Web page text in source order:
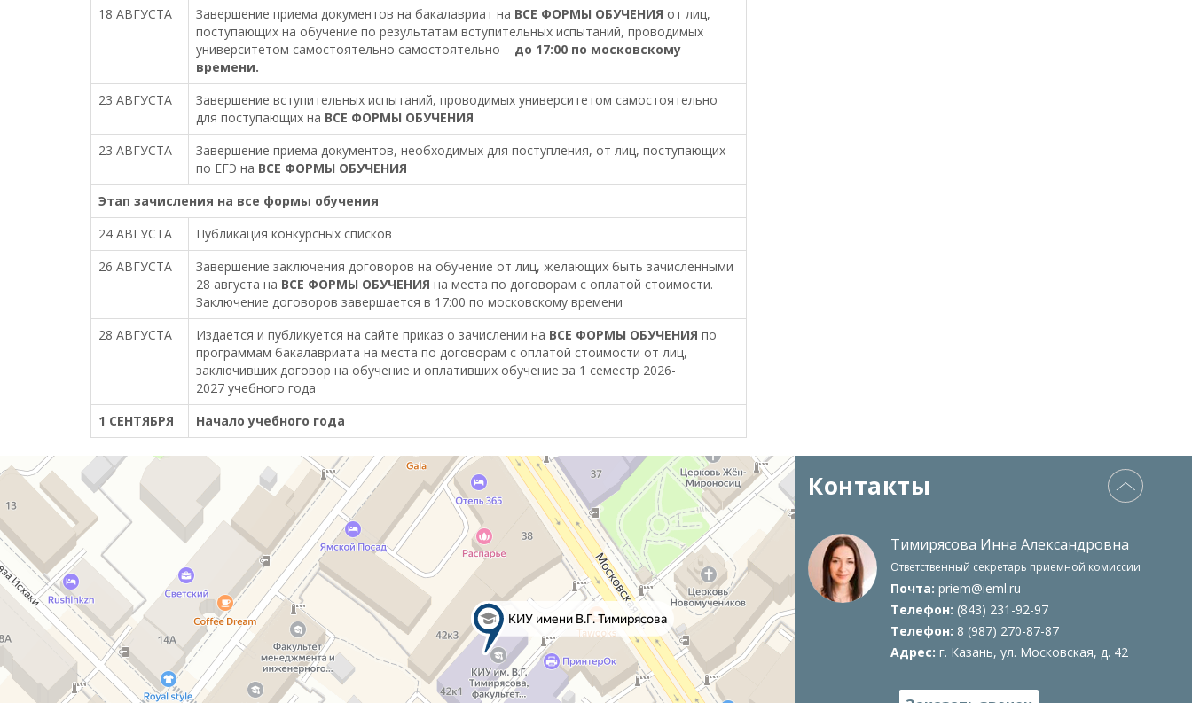
18 АВГУСТА
Завершение приема документов на бакалавриат на ВСЕ ФОРМЫ ОБУЧЕНИЯ от лиц,
поступающих на обучение по результатам вступительных испытаний, проводимых
университетом самостоятельно самостоятельно – до 17:00 по московскому
времени.
23 АВГУСТА
Завершение вступительных испытаний, проводимых университетом самостоятельно
для поступающих на ВСЕ ФОРМЫ ОБУЧЕНИЯ
23 АВГУСТА
Завершение приема документов, необходимых для поступления, от лиц, поступающих
по ЕГЭ на ВСЕ ФОРМЫ ОБУЧЕНИЯ
Этап зачисления на все формы обучения
24 АВГУСТА
Публикация конкурсных списков
26 АВГУСТА
Завершение заключения договоров на обучение от лиц, желающих быть зачисленными
28 августа на ВСЕ ФОРМЫ ОБУЧЕНИЯ на места по договорам с оплатой стоимости.
Заключение договоров завершается в 17:00 по московскому времени
28 АВГУСТА
Издается и публикуется на сайте приказ о зачислении на ВСЕ ФОРМЫ ОБУЧЕНИЯ по
программам бакалавриата на места по договорам с оплатой стоимости от лиц,
заключивших договор на обучение и оплативших обучение за 1 семестр 2026-
2027 учебного года
1 СЕНТЯБРЯ
Начало учебного года
Контакты
Тимирясова Инна Александровна
Ответственный секретарь приемной комисcии
Почта: priem@ieml.ru
Телефон: (843) 231-92-97
Телефон: 8 (987) 270-87-87
Адрес: г. Казань, ул. Московская, д. 42